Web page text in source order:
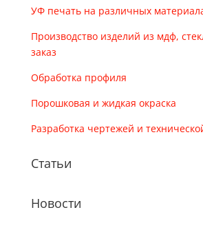
УФ печать на различных
Производство изделий из мдф,
заказ
Обработка профиля
Порошковая и жидкая окраска
Разработка чертежей и
Статьи
Новости